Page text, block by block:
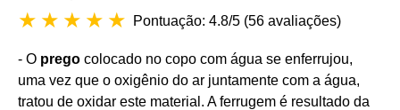
Pontuação: 4.8/5 (56 avaliações)
- O prego colocado no copo com água se enferrujou,
uma vez que o oxigênio do ar juntamente com a água,
tratou de oxidar este material. A ferrugem é resultado da